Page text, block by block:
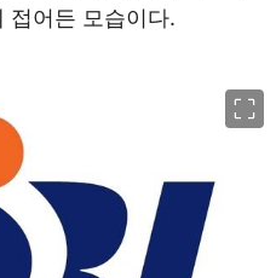
접어든 모습이다.